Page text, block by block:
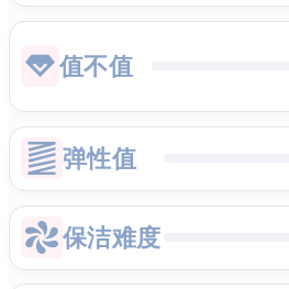
值不值
弹性值
保洁难度